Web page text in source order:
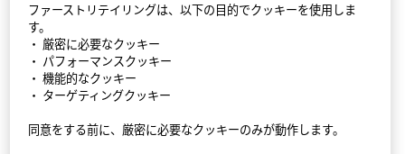
StyleHint アプリ
ファーストリテイリングは、以下の目的でクッキーを使用しま
す。
・ 厳密に必要なクッキー
・ パフォーマンスクッキー
・ 機能的なクッキー
・ ターゲティングクッキー
同意をする前に、厳密に必要なクッキーのみが動作します。